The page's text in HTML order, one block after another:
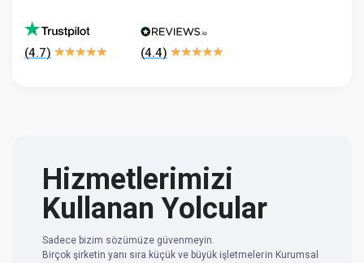
(4.7) (4.4)
Hizmetlerimizi
Kullanan Yolcular
Sadece bizim sözümüze güvenmeyin.
Birçok şirketin yanı sıra küçük ve büyük işletmelerin Kurumsal